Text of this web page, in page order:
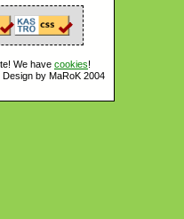
We have cookies!
by MaRoK 2004